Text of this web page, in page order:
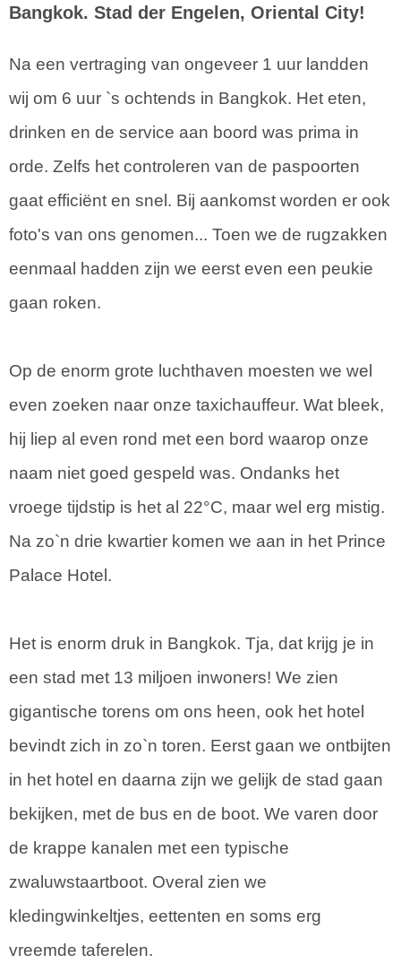
Bangkok. Stad der Engelen, Oriental City!
Na een vertraging van ongeveer 1 uur landden
wij om 6 uur `s ochtends in Bangkok. Het eten,
drinken en de service aan boord was prima in
orde. Zelfs het controleren van de paspoorten
gaat efficiënt en snel. Bij aankomst worden er ook
foto's van ons genomen... Toen we de rugzakken
eenmaal hadden zijn we eerst even een peukie
gaan roken.
Op de enorm grote luchthaven moesten we wel
even zoeken naar onze taxichauffeur. Wat bleek,
hij liep al even rond met een bord waarop onze
naam niet goed gespeld was. Ondanks het
vroege tijdstip is het al 22°C, maar wel erg mistig.
Na zo`n drie kwartier komen we aan in het Prince
Palace Hotel.
Het is enorm druk in Bangkok. Tja, dat krijg je in
een stad met 13 miljoen inwoners! We zien
gigantische torens om ons heen, ook het hotel
bevindt zich in zo`n toren. Eerst gaan we ontbijten
in het hotel en daarna zijn we gelijk de stad gaan
bekijken, met de bus en de boot. We varen door
de krappe kanalen met een typische
zwaluwstaartboot. Overal zien we
kledingwinkeltjes, eettenten en soms erg
vreemde taferelen.